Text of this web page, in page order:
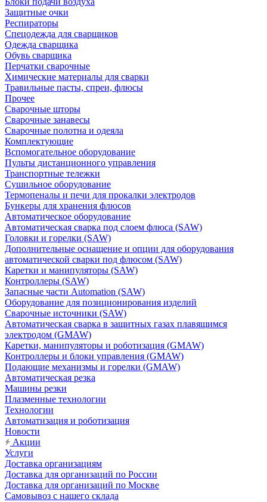
Защитные очки
Респираторы
Спецодежда для сварщиков
Одежда сварщика
Обувь сварщика
Перчатки сварочные
Химические материалы для сварки
Травильные пасты, спреи, флюсы
Прочее
Сварочные шторы
Сварочные занавесы
Сварочные полотна и одеяла
Комплектующие
Вспомогательное оборудование
Пульты дистанционного управления
Транспортные тележки
Сушильное оборудование
Термопеналы и печи для прокалки электродов
Бункеры для хранения флюсов
Автоматическое оборудование
Автоматическая сварка под слоем флюса (SAW)
Головки и горелки (SAW)
Дополнительные оснащение и опции для оборудования
автоматической сварки под флюсом (SAW)
Каретки и манипуляторы (SAW)
Контроллеры (SAW)
Запасные части Automation (SAW)
Оборудование для позиционирования изделий
Сварочные источники (SAW)
Автоматическая сварка в защитных газах плавящимся
электродом (GMAW)
Каретки, манипуляторы и роботизация (GMAW)
Контроллеры и блоки управления (GMAW)
Подающие механизмы и горелки (GMAW)
Автоматическая резка
Машины резки
Плазменные технологии
Технологии
Автоматизация и роботизация
Новости
Акции
Услуги
Доставка организациям
Доставка для организаций по России
Доставка для организаций по Москве
Самовывоз с нашего склада